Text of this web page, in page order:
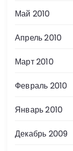
Май 2010
Апрель 2010
Март 2010
Февраль 2010
Январь 2010
Декабрь 2009